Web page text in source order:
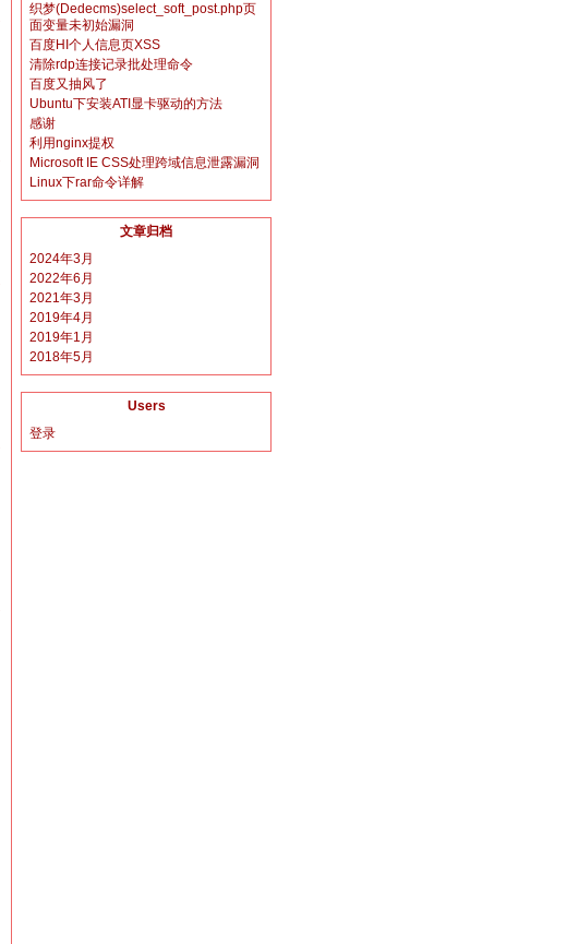
织梦(Dedecms)select_soft_post.php页
面变量未初始漏洞
百度HI个人信息页XSS
清除rdp连接记录批处理命令
百度又抽风了
Ubuntu下安装ATI显卡驱动的方法
感谢
利用nginx提权
Microsoft IE CSS处理跨域信息泄露漏洞
Linux下rar命令详解
文章归档
2024年3月
2022年6月
2021年3月
2019年4月
2019年1月
2018年5月
Users
登录